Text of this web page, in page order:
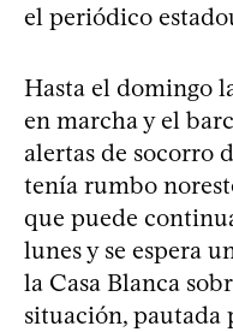
el periódico
Hasta el domingo
en marcha y el
alertas de socorro
tenía rumbo
que puede
lunes y se espera
la Casa Blanca
situación, pautada